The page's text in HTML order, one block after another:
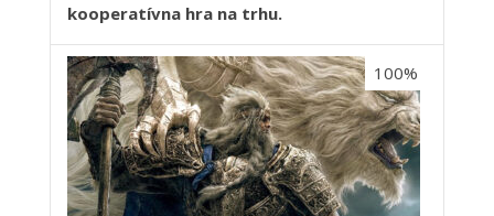
kooperatívna hra na trhu.
100%